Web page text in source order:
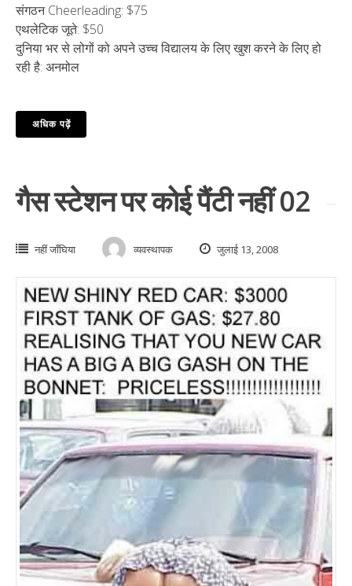
संगठन Cheerleading: $75
एथलेटिक जूते: $50
दुनिया भर से लोगों को अपने उच्च विद्यालय के लिए खुश करने के लिए हो
रही है: अनमोल
अधिक पढ़ें
गैस स्टेशन पर कोई पैंटी नहीं 02
नहीं जाँघिया व्यवस्थापक जुलाई 13, 2008